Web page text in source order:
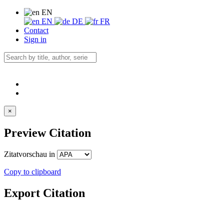
EN
EN
DE
FR
Contact
Sign in